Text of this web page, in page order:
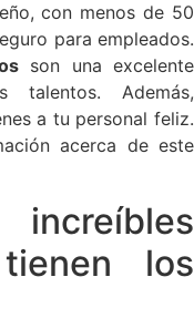
con menos de 50
para empleados.
son una excelente
talentos. Además,
a tu personal feliz.
acerca de este
los